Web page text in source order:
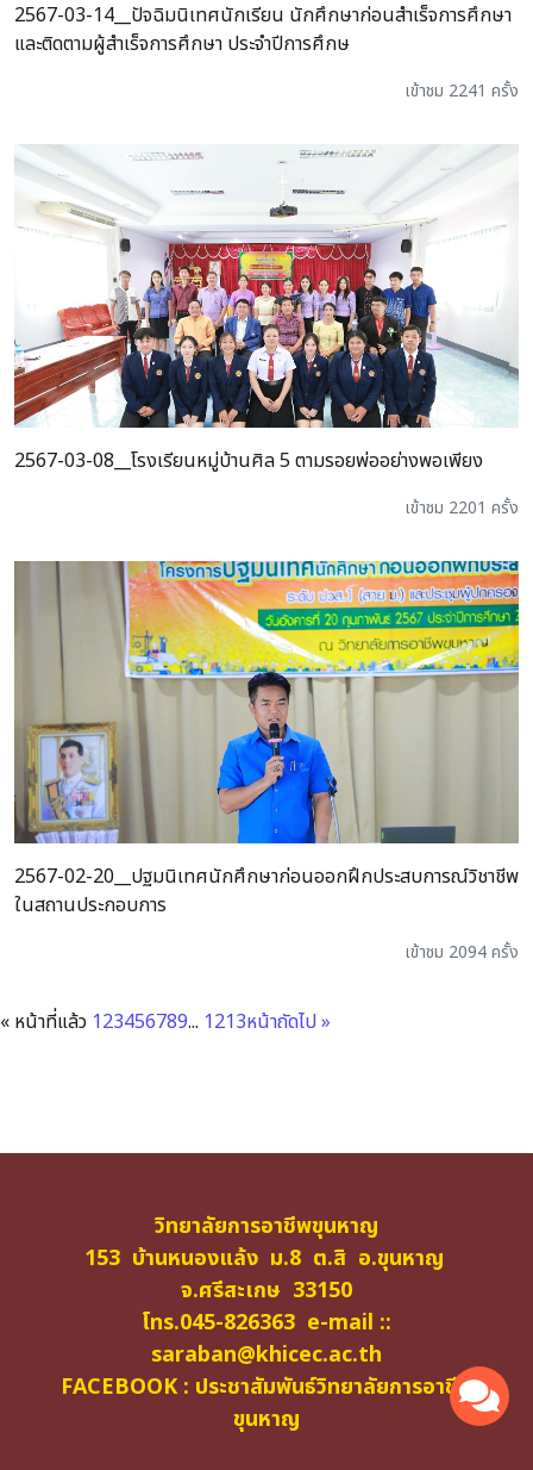
2567-03-14__ปัจฉิมนิเทศนักเรียน นักศึกษาก่อนสำเร็จการศึกษา
และติดตามผู้สำเร็จการศึกษา ประจำปีการศึกษ
เข้าชม 2241 ครั้ง
2567-03-08__โรงเรียนหมู่บ้านศิล 5 ตามรอยพ่ออย่างพอเพียง
เข้าชม 2201 ครั้ง
2567-02-20__ปฐมนิเทศนักศึกษาก่อนออกฝึกประสบการณ์วิชาชีพ
ในสถานประกอบการ
เข้าชม 2094 ครั้ง
« หน้าที่แล้ว 123456789... 1213หน้าถัดไป »
วิทยาลัยการอาชีพขุนหาญ
153 บ้านหนองแล้ง ม.8 ต.สิ อ.ขุนหาญ
จ.ศรีสะเกษ 33150
โทร.045-826363 e-mail ::
saraban@khicec.ac.th
FACEBOOK : ประชาสัมพันธ์วิทยาลัยการอาชีพ
ขุนหาญ